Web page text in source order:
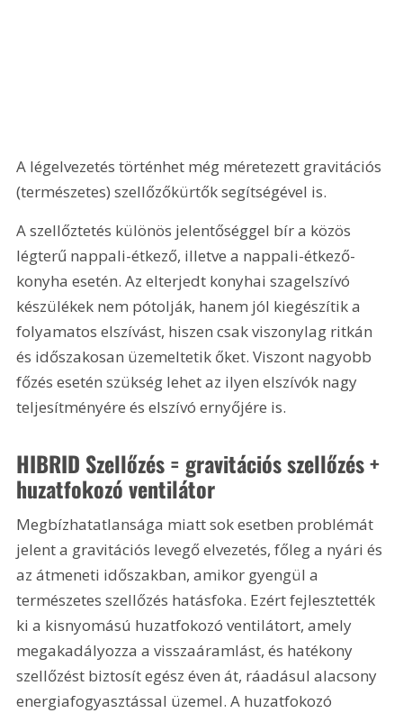
A légelvezetés történhet még méretezett gravitációs
(természetes) szellőzőkürtők segítségével is.
A szellőztetés különös jelentőséggel bír a közös
légterű nappali-étkező, illetve a nappali-étkező-
konyha esetén. Az elterjedt konyhai szagelszívó
készülékek nem pótolják, hanem jól kiegészítik a
folyamatos elszívást, hiszen csak viszonylag ritkán
és időszakosan üzemeltetik őket. Viszont nagyobb
főzés esetén szükség lehet az ilyen elszívók nagy
teljesítményére és elszívó ernyőjére is.
HIBRID Szellőzés = gravitációs szellőzés +
huzatfokozó ventilátor
Megbízhatatlansága miatt sok esetben problémát
jelent a gravitációs levegő elvezetés, főleg a nyári és
az átmeneti időszakban, amikor gyengül a
természetes szellőzés hatásfoka. Ezért fejlesztették
ki a kisnyomású huzatfokozó ventilátort, amely
megakadályozza a visszaáramlást, és hatékony
szellőzést biztosít egész éven át, ráadásul alacsony
energiafogyasztással üzemel. A huzatfokozó